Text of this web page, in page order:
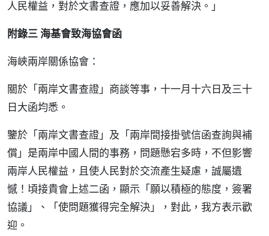
人民權益，對於文書查證，應加以妥善解決。」
附錄三 海基會致海協會函
海峽兩岸關係協會：
關於「兩岸文書查證」商談等事，十一月十六日及三十
日大函均悉。
鑒於「兩岸文書查證」及「兩岸間接掛號信函查詢與補
償」是兩岸中國人間的事務，問題懸宕多時，不但影響
兩岸人民權益，且使人民對於交流產生疑慮，誠屬遺
憾！頃接貴會上述二函，顯示「願以積極的態度，簽署
協議」、「使問題獲得完全解決」，對此，我方表示歡
迎。